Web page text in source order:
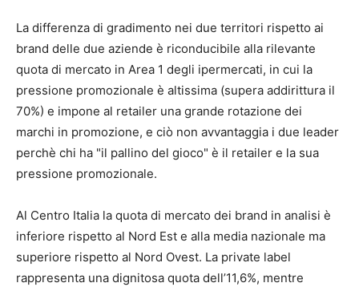
La differenza di gradimento nei due territori rispetto ai
brand delle due aziende è riconducibile alla rilevante
quota di mercato in Area 1 degli ipermercati, in cui la
pressione promozionale è altissima (supera addirittura il
70%) e impone al retailer una grande rotazione dei
marchi in promozione, e ciò non avvantaggia i due leader
perchè chi ha "il pallino del gioco" è il retailer e la sua
pressione promozionale.
Al Centro Italia la quota di mercato dei brand in analisi è
inferiore rispetto al Nord Est e alla media nazionale ma
superiore rispetto al Nord Ovest. La private label
rappresenta una dignitosa quota dell’11,6%, mentre